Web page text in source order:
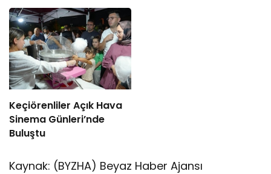
Keçiörenliler Açık Hava
Sinema Günleri’nde
Buluştu
Kaynak: (BYZHA) Beyaz Haber Ajansı